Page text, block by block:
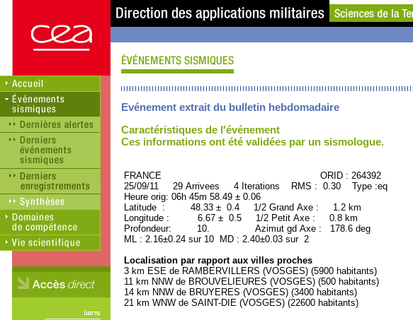
Evénement extrait du bulletin hebdomadaire
Caractéristiques de l'événement
Ces informations ont été validées par un sismologue.
FRANCE ORID : 264392
25/09/11 29 Arrivees 4 Iterations RMS : 0.30 Type :eq
Heure orig: 06h 45m 58.49 ± 0.06
Latitude : 48.33 ± 0.4 1/2 Grand Axe : 1.2 km
Longitude : 6.67 ± 0.5 1/2 Petit Axe : 0.8 km
Profondeur: 10. Azimut gd Axe : 178.6 deg
ML : 2.16±0.24 sur 10 MD : 2.40±0.03 sur 2
Localisation par rapport aux villes proches
3 km ESE de RAMBERVILLERS (VOSGES) (5900 habitants)
11 km NNW de BROUVELIEURES (VOSGES) (500 habitants)
14 km NNW de BRUYERES (VOSGES) (3400 habitants)
21 km WNW de SAINT-DIE (VOSGES) (22600 habitants)